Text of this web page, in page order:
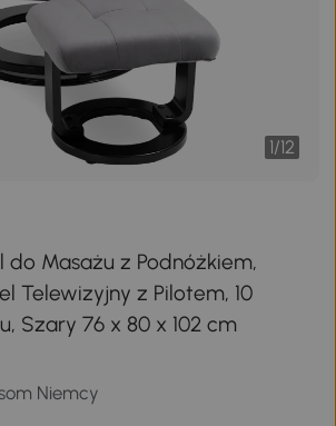
1/12
do Masażu z Podnóżkiem,
Telewizyjny z Pilotem, 10
Szary 76 x 80 x 102 cm
Niemcy